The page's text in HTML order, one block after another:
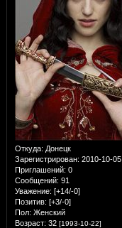
Откуда: Донецк
Зарегистрирован: 2010-10-05
Приглашений: 0
Сообщений: 91
Уважение: [+14/-0]
Позитив: [+3/-0]
Пол: Женский
Возраст: 32 [1993-10-22]